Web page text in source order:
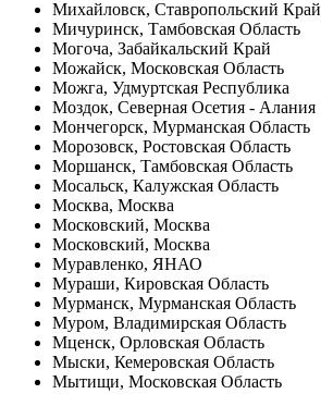
Михайловск, Ставропольский Край
Мичуринск, Тамбовская Область
Могоча, Забайкальский Край
Можайск, Московская Область
Можга, Удмуртская Республика
Моздок, Северная Осетия - Алания
Мончегорск, Мурманская Область
Морозовск, Ростовская Область
Моршанск, Тамбовская Область
Мосальск, Калужская Область
Москва, Москва
Московский, Москва
Московский, Москва
Муравленко, ЯНАО
Мураши, Кировская Область
Мурманск, Мурманская Область
Муром, Владимирская Область
Мценск, Орловская Область
Мыски, Кемеровская Область
Мытищи, Московская Область